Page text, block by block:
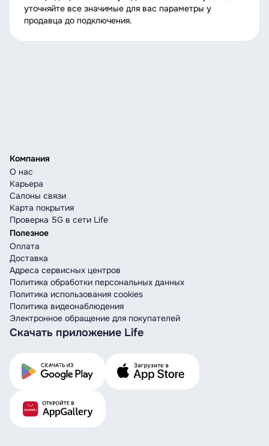
уточняйте все значимые для вас параметры у
продавца до подключения.
Компания
О нас
Карьера
Салоны связи
Карта покрытия
Проверка 5G в сети Life
Полезное
Оплата
Доставка
Адреса сервисных центров
Политика обработки персональных данных
Политика использования cookies
Политика видеонаблюдения
Электронное обращение для покупателей
Скачать приложение Life